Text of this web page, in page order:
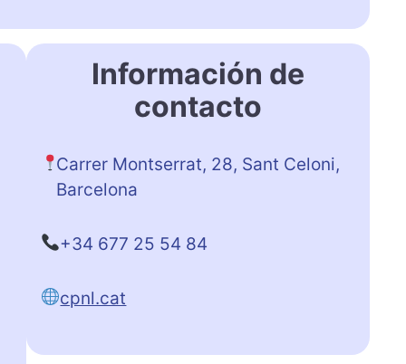
Información de
contacto
Carrer Montserrat, 28, Sant Celoni,
Barcelona
+34 677 25 54 84
cpnl.cat